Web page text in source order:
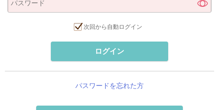
次回から自動ログイン
ログイン
パスワードを忘れた方